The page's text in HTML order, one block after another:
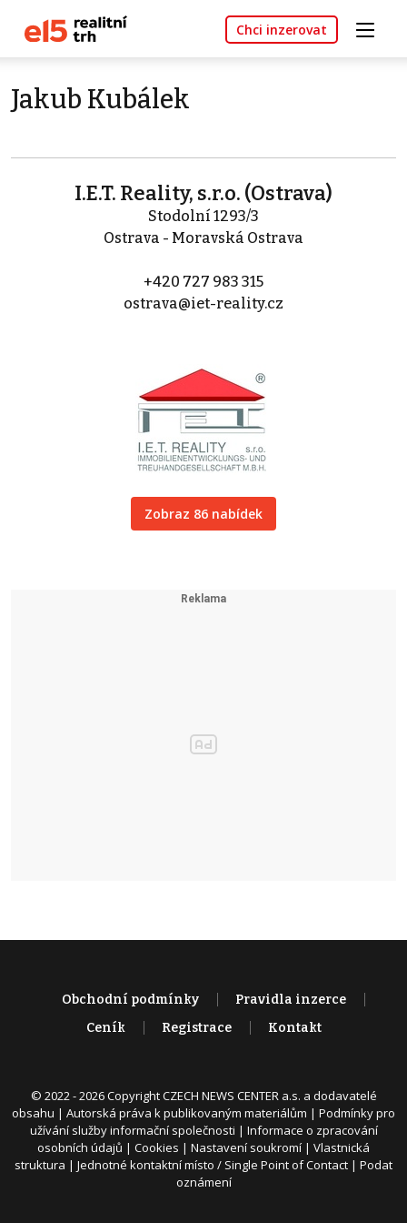
Chci inzerovat
Jakub Kubálek
I.E.T. Reality, s.r.o. (Ostrava)
Stodolní 1293/3
Ostrava - Moravská Ostrava
+420 727 983 315
ostrava@iet-reality.cz
Zobraz 86 nabídek
Obchodní podmínky
Pravidla inzerce
Ceník
Registrace Kontakt
© 2022 - 2026 Copyright CZECH NEWS CENTER a.s. a dodavatelé
obsahu | Autorská práva k publikovaným materiálům | Podmínky pro
užívání služby informační společnosti | Informace o zpracování
osobních údajů | Cookies | Nastavení soukromí | Vlastnická
struktura | Jednotné kontaktní místo / Single Point of Contact | Podat
oznámení